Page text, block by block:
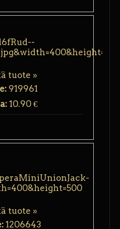
tuote »
919961
10.90 €
tuote »
1206643